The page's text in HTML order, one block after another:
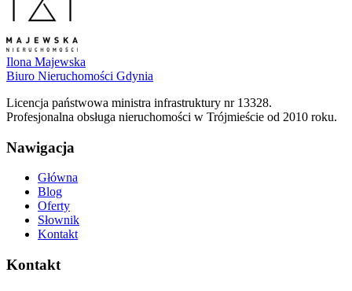
Ilona Majewska
Biuro Nieruchomości Gdynia
Licencja państwowa ministra infrastruktury nr 13328.
Profesjonalna obsługa nieruchomości w Trójmieście od 2010 roku.
Nawigacja
Główna
Blog
Oferty
Słownik
Kontakt
Kontakt